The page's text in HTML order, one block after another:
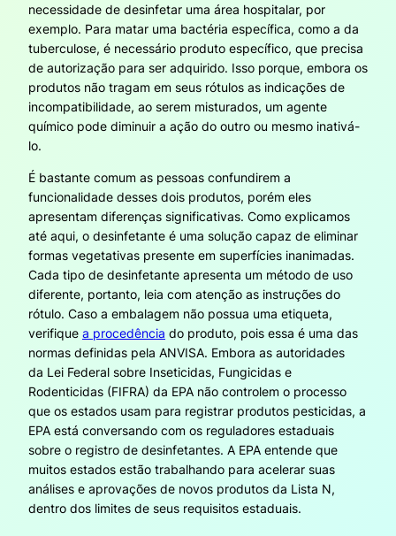
necessidade de desinfetar uma área hospitalar, por
exemplo. Para matar uma bactéria específica, como a da
tuberculose, é necessário produto específico, que precisa
de autorização para ser adquirido. Isso porque, embora os
produtos não tragam em seus rótulos as indicações de
incompatibilidade, ao serem misturados, um agente
químico pode diminuir a ação do outro ou mesmo inativá-
lo.
É bastante comum as pessoas confundirem a
funcionalidade desses dois produtos, porém eles
apresentam diferenças significativas. Como explicamos
até aqui, o desinfetante é uma solução capaz de eliminar
formas vegetativas presente em superfícies inanimadas.
Cada tipo de desinfetante apresenta um método de uso
diferente, portanto, leia com atenção as instruções do
rótulo. Caso a embalagem não possua uma etiqueta,
verifique a procedência do produto, pois essa é uma das
normas definidas pela ANVISA. Embora as autoridades
da Lei Federal sobre Inseticidas, Fungicidas e
Rodenticidas (FIFRA) da EPA não controlem o processo
que os estados usam para registrar produtos pesticidas, a
EPA está conversando com os reguladores estaduais
sobre o registro de desinfetantes. A EPA entende que
muitos estados estão trabalhando para acelerar suas
análises e aprovações de novos produtos da Lista N,
dentro dos limites de seus requisitos estaduais.